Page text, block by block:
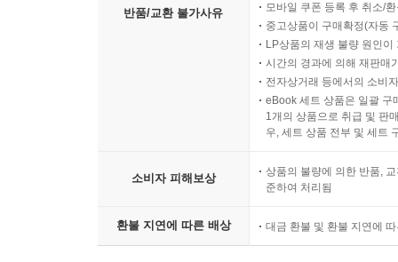
반품/교환 불가사유
모바일 쿠폰 등록 후 취소/
중고상품이 구매확정(자동
LP상품의 재생 불량 원인
시간의 경과에 의해 재판매
전자상거래 등에서의 소비
eBook 세트 상품은 일괄 구
1개의 상품으로 취급 및 판
우, 세트 상품 전부 및 세트
소비자 피해보상
상품의 불량에 의한 반품,
준하여 처리됨
환불 지연에 따른 배상 대금 환불 및 환불 지연에